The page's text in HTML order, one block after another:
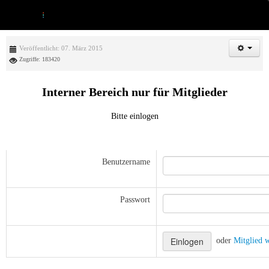
Veröffentlicht: 07. März 2015
Zugriffe: 183420
Interner Bereich nur für Mitglieder
Bitte einlogen
Benutzername
Passwort
oder Mitglied